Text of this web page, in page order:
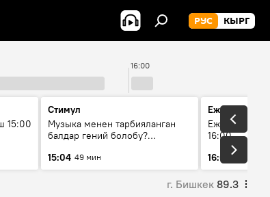
РУС КЫРГ
16:00
15:00
Стимул
Музыка менен тарбияланган
балдар гений болобу?
музыканын орду
15:04 49 мин
Ежедневные
Ежедневные
16:00
16:01
6 мин
г. Бишкек 89.3